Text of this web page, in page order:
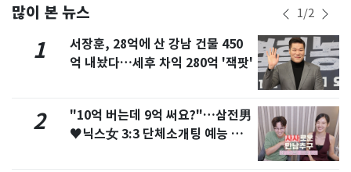
많이 본 뉴스 1/2
1
서장훈, 28억에 산 강남 건물 450
억 내놨다…세후 차익 280억 '잭팟'
2
"10억 버는데 9억 써요?"…삼전男
♥닉스女 3:3 단체소개팅 예능 화